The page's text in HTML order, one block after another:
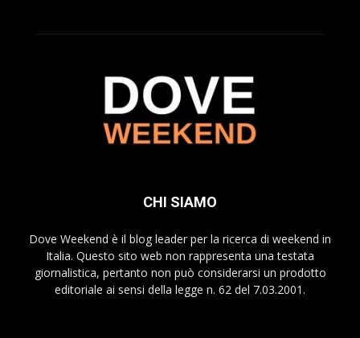
CHI SIAMO
Dove Weekend è il blog leader per la ricerca di weekend in
Italia. Questo sito web non rappresenta una testata
giornalistica, pertanto non può considerarsi un prodotto
editoriale ai sensi della legge n. 62 del 7.03.2001.